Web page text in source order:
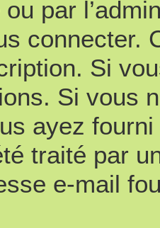
par
connecter.
Si
Si vous
ayez
traité par
e-mail